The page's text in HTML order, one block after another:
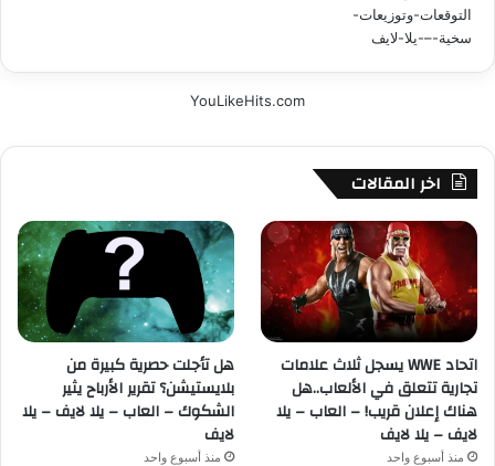
YouLikeHits.com
اخر المقالات
اتحاد WWE يسجل ثلاث علامات
تجارية تتعلق في الألعاب..هل
هناك إعلان قريب! – العاب – يلا
لايف – يلا لايف
منذ أسبوع واحد
هل تأجلت حصرية كبيرة من
بلايستيشن؟ تقرير الأرباح يثير
الشكوك – العاب – يلا لايف – يلا
لايف
منذ أسبوع واحد